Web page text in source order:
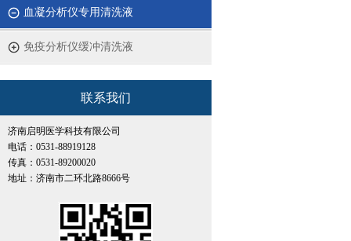
血凝分析仪专用清洗液
免疫分析仪缓冲清洗液
联系我们
济南启明医学科技有限公司
电话：0531-88919128
传真：0531-89200020
地址：济南市二环北路8666号